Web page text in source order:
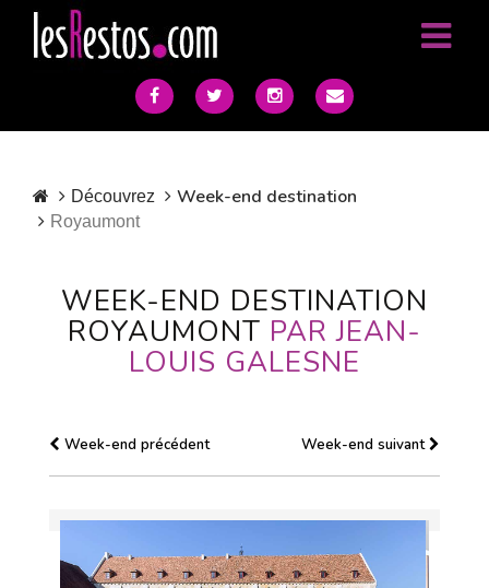
Découvrez Week-end destination
Royaumont
WEEK-END DESTINATION
ROYAUMONT PAR JEAN-
LOUIS GALESNE
Week-end précédent Week-end suivant